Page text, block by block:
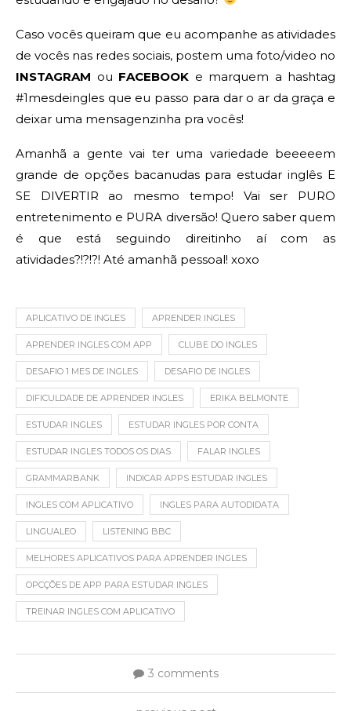
Caso vocês queiram que eu acompanhe as atividades
de vocês nas redes sociais, postem uma foto/video no
INSTAGRAM ou FACEBOOK e marquem a hashtag
#1mesdeingles que eu passo para dar o ar da graça e
deixar uma mensagenzinha pra vocês!
Amanhã a gente vai ter uma variedade beeeeem
grande de opções bacanudas para estudar inglês E
SE DIVERTIR ao mesmo tempo! Vai ser PURO
entretenimento e PURA diversão! Quero saber quem
é que está seguindo direitinho aí com as
atividades?!?!?! Até amanhã pessoal! xoxo
APLICATIVO DE INGLES APRENDER INGLES
APRENDER INGLES COM APP CLUBE DO INGLES
DESAFIO 1 MES DE INGLES DESAFIO DE INGLES
DIFICULDADE DE APRENDER INGLES ERIKA BELMONTE
ESTUDAR INGLES ESTUDAR INGLES POR CONTA
ESTUDAR INGLES TODOS OS DIAS FALAR INGLES
GRAMMARBANK INDICAR APPS ESTUDAR INGLES
INGLES COM APLICATIVO INGLES PARA AUTODIDATA
LINGUALEO LISTENING BBC
MELHORES APLICATIVOS PARA APRENDER INGLES
OPCÇÕES DE APP PARA ESTUDAR INGLES
TREINAR INGLES COM APLICATIVO
3 comments